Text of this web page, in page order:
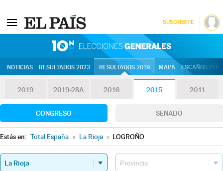
SUSCRÍBETE
NOTICIAS RESULTADOS 2023 RESULTADOS 2019 MAPA ESCAÑOS
2019 2019-28A 2016 2015 2011
CONGRESO SENADO
Estás en: Total España » La Rioja » LOGROÑO